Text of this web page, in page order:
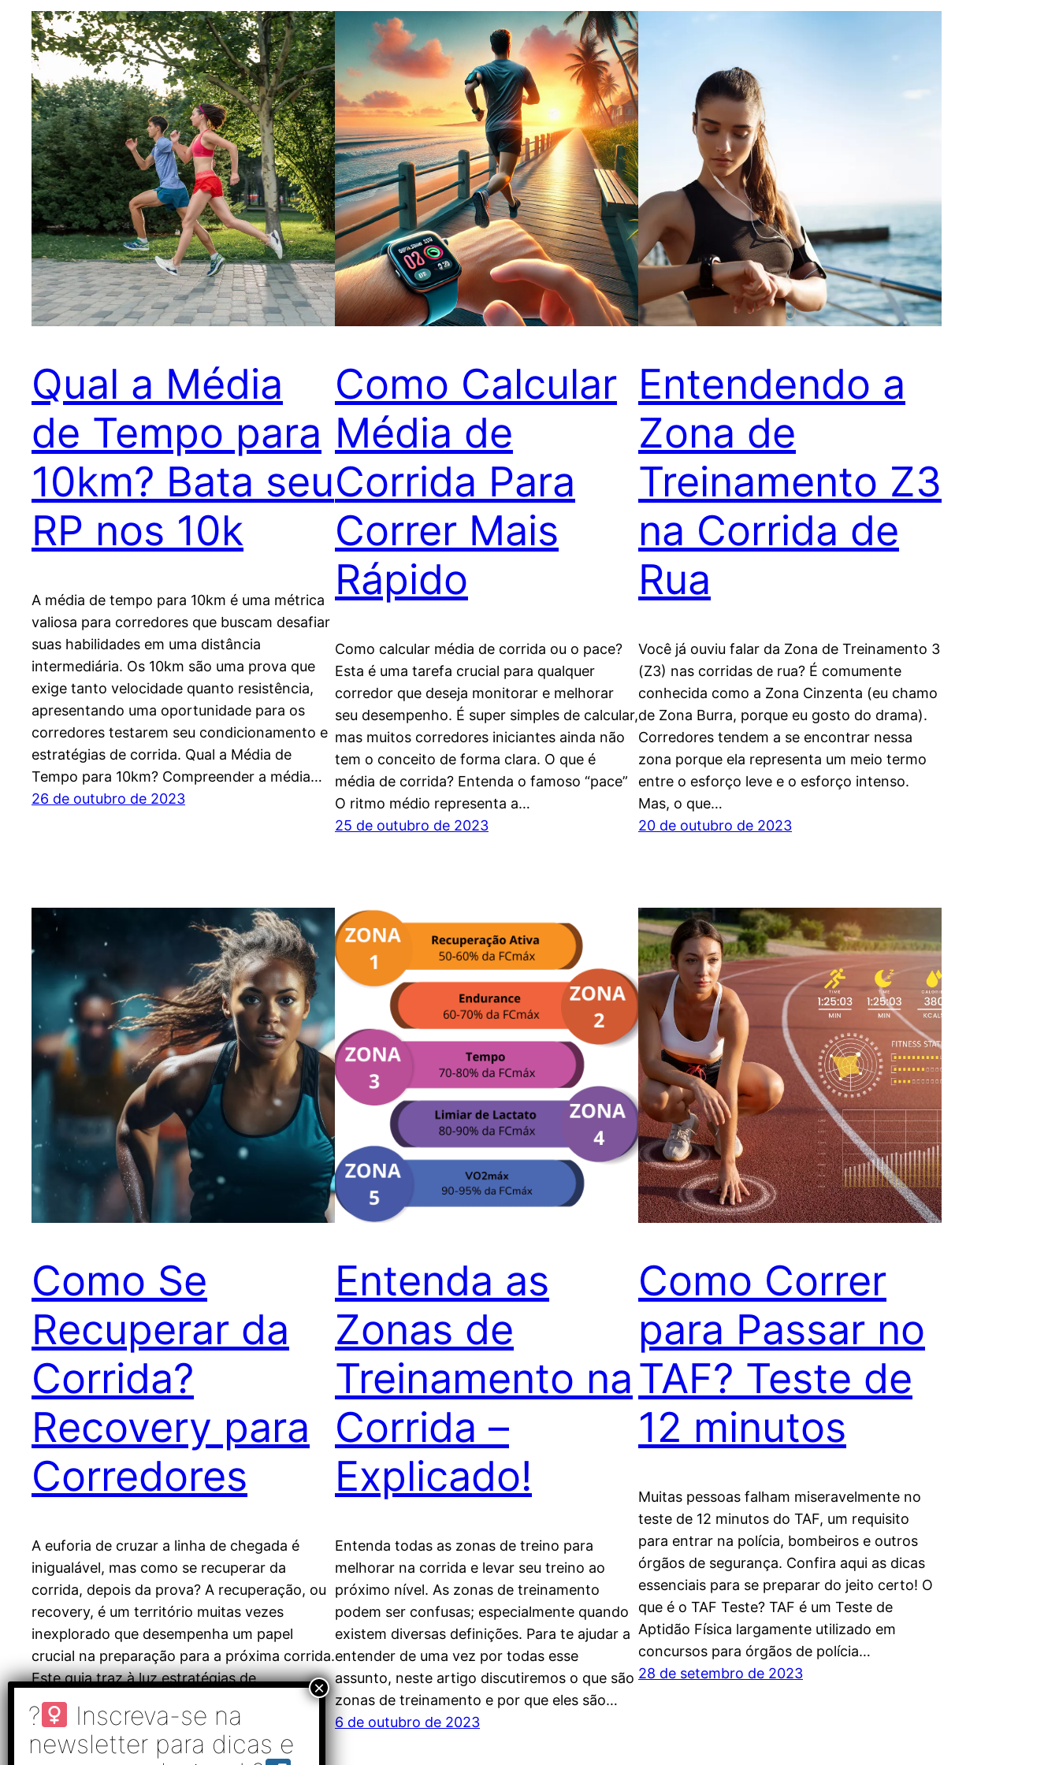
Qual a Média
de Tempo para
10km? Bata seu
RP nos 10k
A média de tempo para 10km é uma métrica
valiosa para corredores que buscam desafiar
suas habilidades em uma distância
intermediária. Os 10km são uma prova que
exige tanto velocidade quanto resistência,
apresentando uma oportunidade para os
corredores testarem seu condicionamento e
estratégias de corrida. Qual a Média de
Tempo para 10km? Compreender a média…
26 de outubro de 2023
Como Calcular
Média de
Corrida Para
Correr Mais
Rápido
Como calcular média de corrida ou o pace?
Esta é uma tarefa crucial para qualquer
corredor que deseja monitorar e melhorar
seu desempenho. É super simples de calcular,
mas muitos corredores iniciantes ainda não
tem o conceito de forma clara. O que é
média de corrida? Entenda o famoso “pace”
O ritmo médio representa a…
25 de outubro de 2023
Entendendo a
Zona de
Treinamento Z3
na Corrida de
Rua
Você já ouviu falar da Zona de Treinamento 3
(Z3) nas corridas de rua? É comumente
conhecida como a Zona Cinzenta (eu chamo
de Zona Burra, porque eu gosto do drama).
Corredores tendem a se encontrar nessa
zona porque ela representa um meio termo
entre o esforço leve e o esforço intenso.
Mas, o que…
20 de outubro de 2023
Como Se
Recuperar da
Corrida?
Recovery para
Corredores
A euforia de cruzar a linha de chegada é
inigualável, mas como se recuperar da
corrida, depois da prova? A recuperação, ou
recovery, é um território muitas vezes
inexplorado que desempenha um papel
crucial na preparação para a próxima corrida.
Este guia traz à luz estratégias de
recuperação baseadas em evidências para
corredores de endurance,…
19 de outubro de 2023
Entenda as
Zonas de
Treinamento na
Corrida –
Explicado!
Entenda todas as zonas de treino para
melhorar na corrida e levar seu treino ao
próximo nível. As zonas de treinamento
podem ser confusas; especialmente quando
existem diversas definições. Para te ajudar a
entender de uma vez por todas esse
assunto, neste artigo discutiremos o que são
zonas de treinamento e por que eles são…
6 de outubro de 2023
Como Correr
para Passar no
TAF? Teste de
12 minutos
Muitas pessoas falham miseravelmente no
teste de 12 minutos do TAF, um requisito
para entrar na polícia, bombeiros e outros
órgãos de segurança. Confira aqui as dicas
essenciais para se preparar do jeito certo! O
que é o TAF Teste? TAF é um Teste de
Aptidão Física largamente utilizado em
concursos para órgãos de polícia…
28 de setembro de 2023